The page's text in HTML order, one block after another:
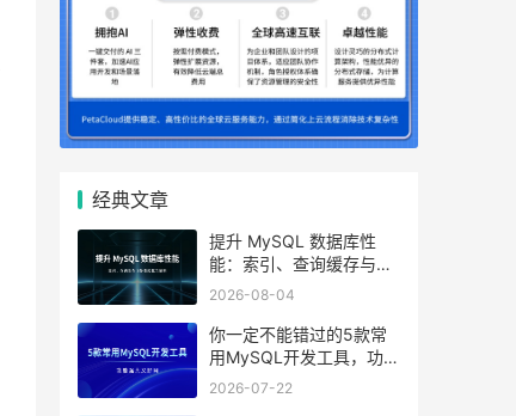
经典文章
提升 MySQL 数据库性
能：索引、查询缓存与参
数优化全解析
2026-08-04
你一定不能错过的5款常
用MySQL开发工具，功能
强大又好用
2026-07-22